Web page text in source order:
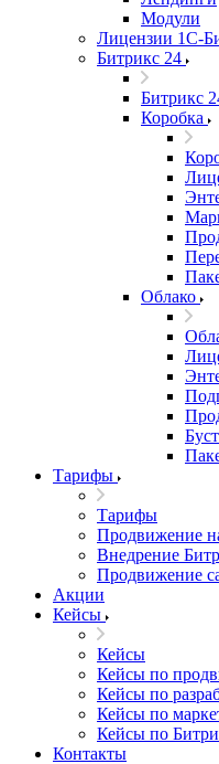
Модули
Лицензии 1С-
Битрикс 24
Битрикс
Коробка
Облако
Тарифы
Тарифы
Продвижение
Внедрение
Продвижение
Акции
Кейсы
Кейсы
Кейсы по
Кейсы по
Кейсы по
Кейсы по
Контакты